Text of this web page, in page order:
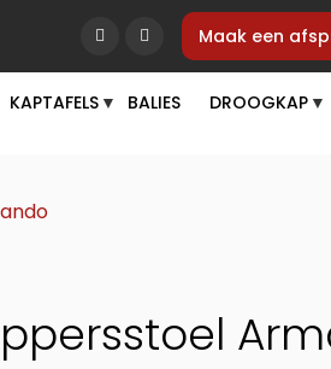
Maak een
KAPTAFELS ▼ BALIES DROOGKAP ▼